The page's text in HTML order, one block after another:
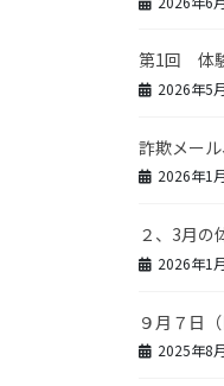
第1回 体
2026年5
詐欺メー
2026年1
２、3月の
2026年1
９月７日
2025年8